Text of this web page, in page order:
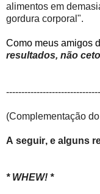
alimentos em
gordura corporal".
Como meus amigos
resultados, não
(Complementação
A seguir, e alguns
* WHEW! *